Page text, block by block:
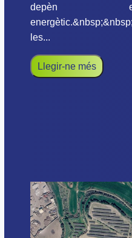
depèn
les...
Llegir-ne més